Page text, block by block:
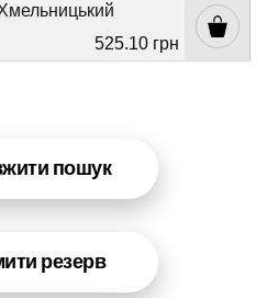
525.10 грн
пошук
резерв